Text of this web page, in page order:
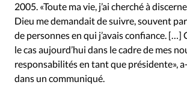
2005. «Toute ma vie, j’ai cherché à
Dieu me demandait de suivre, souvent
de personnes en qui j’avais confiance. […]
le cas aujourd’hui dans le cadre de mes
responsabilités en tant que présidente»,
dans un communiqué.